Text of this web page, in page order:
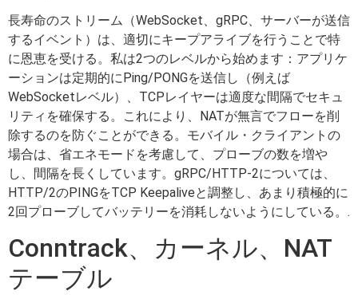
長寿命のストリーム（WebSocket、gRPC、サーバーが送信
するイベント）は、適切にキープアライブを行うことで特
に恩恵を受ける。私は2つのレベルから始めます：アプリケ
ーションは定期的にPing/PONGを送信し（例えば
WebSocketレベル）、TCPレイヤーは適度な間隔でセキュ
リティを確保する。これにより、NATが無言でフローを削
除するのを防ぐことができる。モバイル・クライアントの
場合は、省エネモードを考慮して、プローブの数を増や
し、間隔を長くしています。gRPC/HTTP-2については、
HTTP/2のPINGをTCP Keepaliveと調整し、あまり積極的に
2回プローブしてバッテリーを消耗しないようにしている。.
Conntrack、カーネル、NAT
テーブル